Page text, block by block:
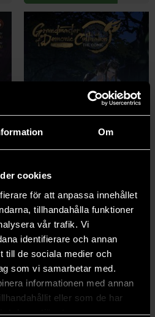
Om
cookies
för att anpassa innehållet
tillhandahålla funktioner
vår trafik. Vi
identifierare och annan
till de sociala medier och
som vi samarbetar med.
informationen med annan
eller som de har
deras tjänster.
Grandmaster of Demonic Cultivation Vol 6
Mo Xiang Tong Xiu
239 kr
Beställ